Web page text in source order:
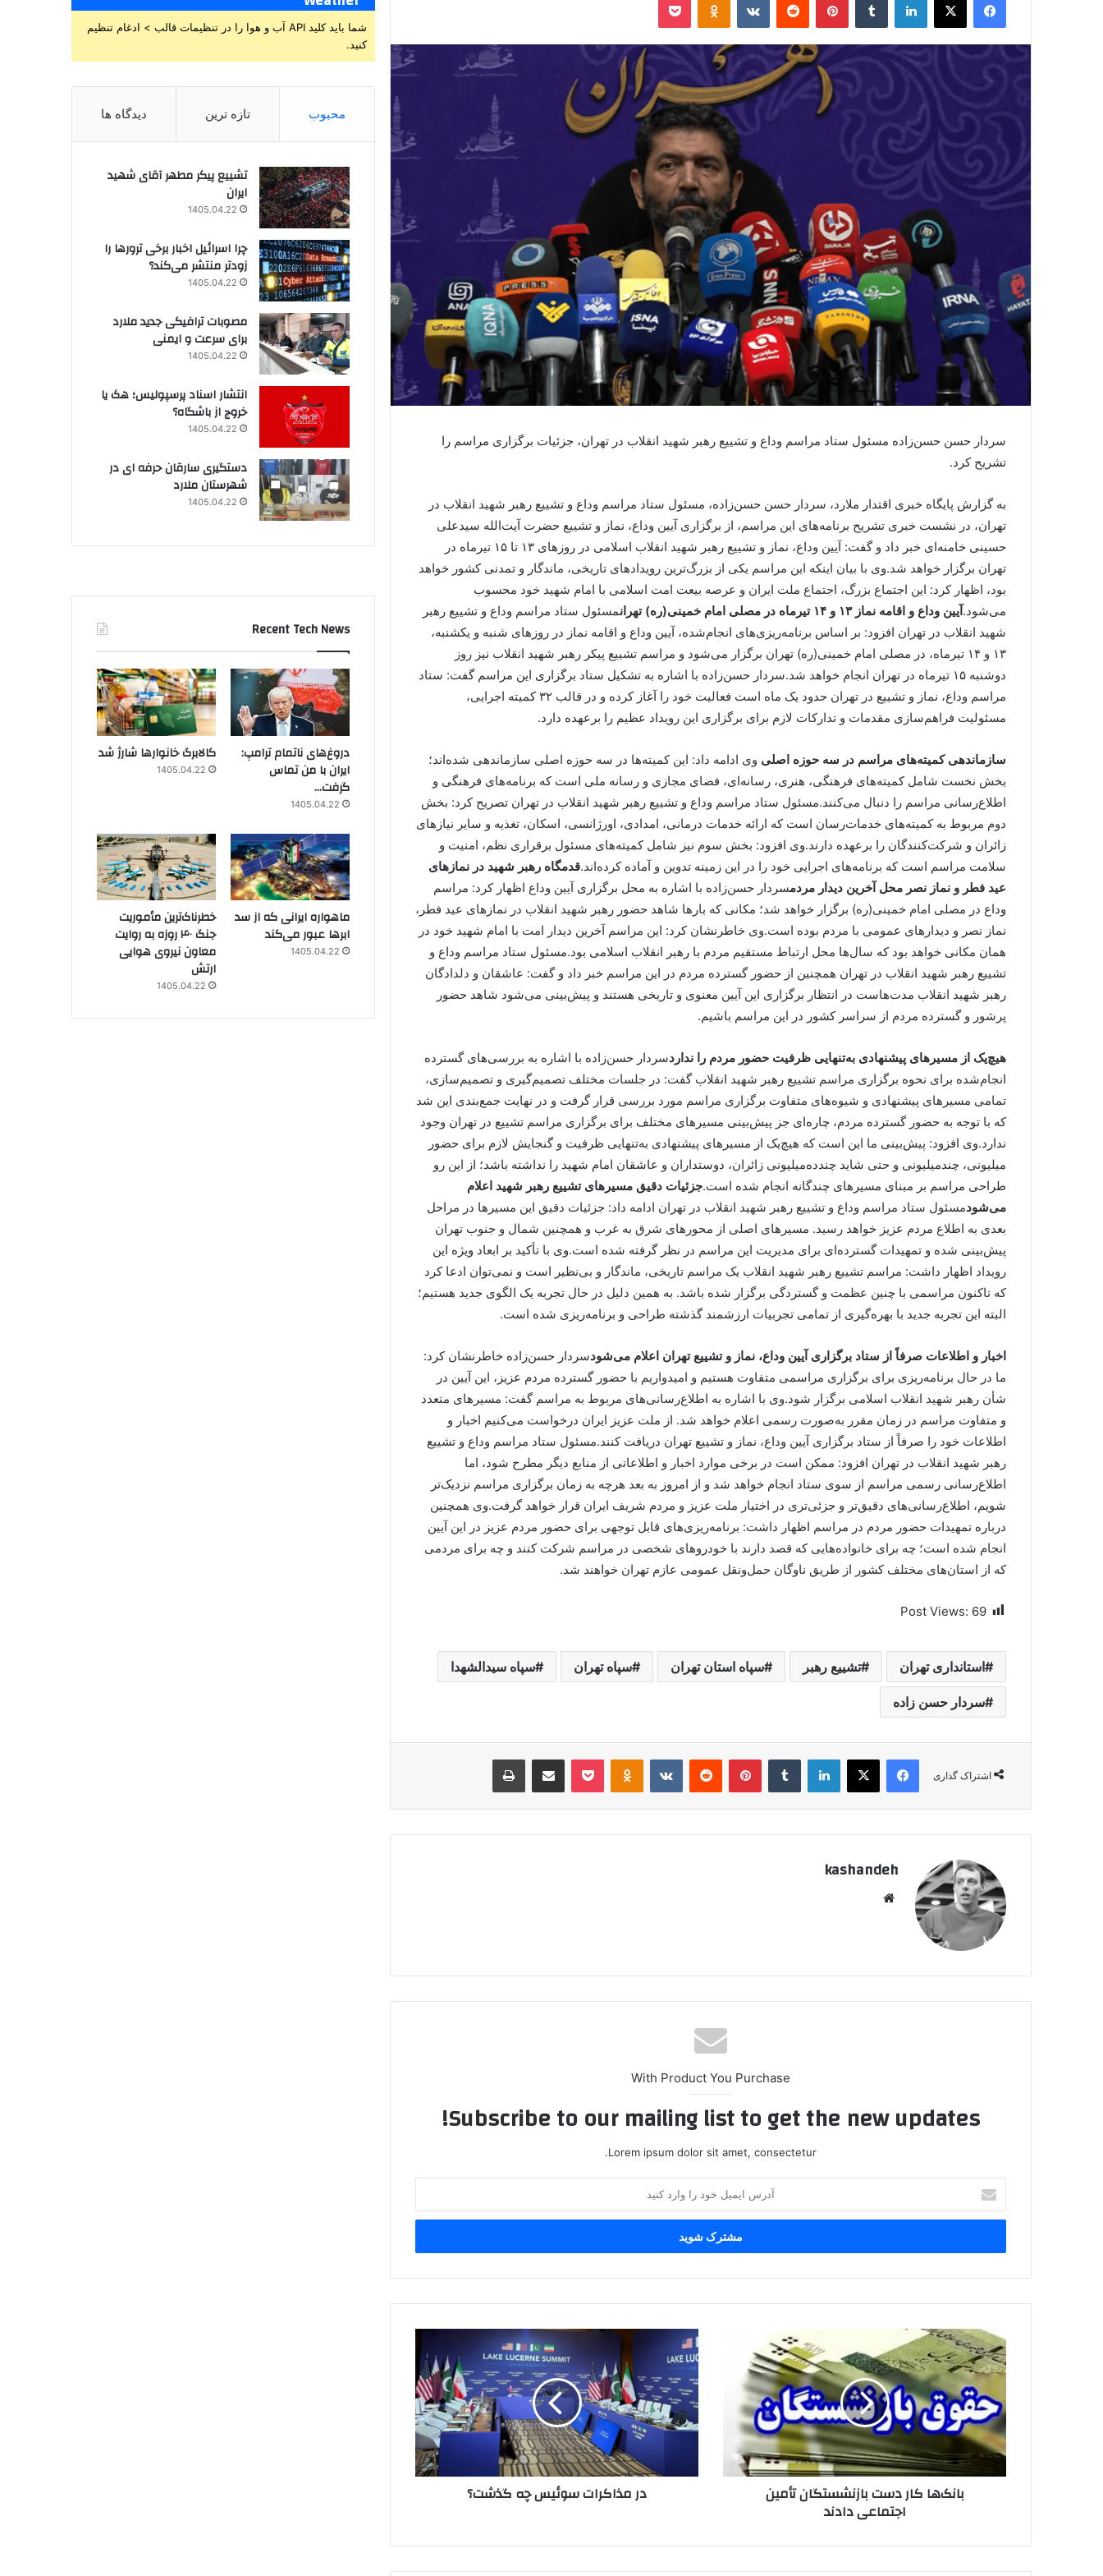
ایمیل
سردار حسن حسن‌زاده مسئول ستاد مراسم وداع و تشییع رهبر شهید انقلاب در تهران، جزئیات برگزاری مراسم را
تشریح کرد.
به گزارش پایگاه خبری اقتدار ملارد، سردار حسن حسن‌زاده، مسئول ستاد مراسم وداع و تشییع رهبر شهید انقلاب در
تهران، در نشست خبری تشریح برنامه‌های این مراسم، از برگزاری آیین وداع، نماز و تشییع حضرت آیت‌الله سیدعلی
حسینی خامنه‌ای خبر داد و گفت: آیین وداع، نماز و تشییع رهبر شهید انقلاب اسلامی در روزهای ۱۳ تا ۱۵ تیرماه در
تهران برگزار خواهد شد.وی با بیان اینکه این مراسم یکی از بزرگ‌ترین رویدادهای تاریخی، ماندگار و تمدنی کشور خواهد
بود، اظهار کرد: این اجتماع بزرگ، اجتماع ملت ایران و عرصه بیعت امت اسلامی با امام شهید خود محسوب
می‌شود.آیین وداع و اقامه نماز ۱۳ و ۱۴ تیرماه در مصلی امام خمینی(ره) تهران
مسئول ستاد مراسم وداع و تشییع رهبر
شهید انقلاب در تهران افزود: بر اساس برنامه‌ریزی‌های انجام‌شده، آیین وداع و اقامه نماز در روزهای شنبه و یکشنبه،
۱۳ و ۱۴ تیرماه، در مصلی امام خمینی(ره) تهران برگزار می‌شود و مراسم تشییع پیکر رهبر شهید انقلاب نیز روز
دوشنبه ۱۵ تیرماه در تهران انجام خواهد شد.سردار حسن‌زاده با اشاره به تشکیل ستاد برگزاری این مراسم گفت: ستاد
مراسم وداع، نماز و تشییع در تهران حدود یک ماه است فعالیت خود را آغاز کرده و در قالب ۳۲ کمیته اجرایی،
مسئولیت فراهم‌سازی مقدمات و تدارکات لازم برای برگزاری این رویداد عظیم را برعهده دارد.
سازماندهی کمیته‌های مراسم در سه حوزه اصلی وی ادامه داد: این کمیته‌ها در سه حوزه اصلی سازماندهی شده‌اند؛
بخش نخست شامل کمیته‌های فرهنگی، هنری، رسانه‌ای، فضای مجازی و رسانه ملی است که برنامه‌های فرهنگی و
اطلاع‌رسانی مراسم را دنبال می‌کنند.مسئول ستاد مراسم وداع و تشییع رهبر شهید انقلاب در تهران تصریح کرد: بخش
دوم مربوط به کمیته‌های خدمات‌رسان است که ارائه خدمات درمانی، امدادی، اورژانسی، اسکان، تغذیه و سایر نیازهای
زائران و شرکت‌کنندگان را برعهده دارند.وی افزود: بخش سوم نیز شامل کمیته‌های مسئول برقراری نظم، امنیت و
سلامت مراسم است که برنامه‌های اجرایی خود را در این زمینه تدوین و آماده کرده‌اند.قدمگاه رهبر شهید در نمازهای
عید فطر و نماز نصر محل آخرین دیدار مردمسردار حسن‌زاده با اشاره به محل برگزاری آیین وداع اظهار کرد: مراسم
وداع در مصلی امام خمینی(ره) برگزار خواهد شد؛ مکانی که بارها شاهد حضور رهبر شهید انقلاب در نمازهای عید فطر،
نماز نصر و دیدارهای عمومی با مردم بوده است.وی خاطرنشان کرد: این مراسم آخرین دیدار امت با امام شهید خود در
همان مکانی خواهد بود که سال‌ها محل ارتباط مستقیم مردم با رهبر انقلاب اسلامی بود.مسئول ستاد مراسم وداع و
تشییع رهبر شهید انقلاب در تهران همچنین از حضور گسترده مردم در این مراسم خبر داد و گفت: عاشقان و دلدادگان
رهبر شهید انقلاب مدت‌هاست در انتظار برگزاری این آیین معنوی و تاریخی هستند و پیش‌بینی می‌شود شاهد حضور
پرشور و گسترده مردم از سراسر کشور در این مراسم باشیم.
هیچ‌یک از مسیرهای پیشنهادی به‌تنهایی ظرفیت حضور مردم را نداردسردار حسن‌زاده با اشاره به بررسی‌های گسترده
انجام‌شده برای نحوه برگزاری مراسم تشییع رهبر شهید انقلاب گفت: در جلسات مختلف تصمیم‌گیری و تصمیم‌سازی،
تمامی مسیرهای پیشنهادی و شیوه‌های متفاوت برگزاری مراسم مورد بررسی قرار گرفت و در نهایت جمع‌بندی این شد
که با توجه به حضور گسترده مردم، چاره‌ای جز پیش‌بینی مسیرهای مختلف برای برگزاری مراسم تشییع در تهران وجود
ندارد.وی افزود: پیش‌بینی ما این است که هیچ‌یک از مسیرهای پیشنهادی به‌تنهایی ظرفیت و گنجایش لازم برای حضور
میلیونی، چندمیلیونی و حتی شاید چندده‌میلیونی زائران، دوستداران و عاشقان امام شهید را نداشته باشد؛ از این رو
طراحی مراسم بر مبنای مسیرهای چندگانه انجام شده است.جزئیات دقیق مسیرهای تشییع رهبر شهید اعلام
می‌شودمسئول ستاد مراسم وداع و تشییع رهبر شهید انقلاب در تهران ادامه داد: جزئیات دقیق این مسیرها در مراحل
بعدی به اطلاع مردم عزیز خواهد رسید. مسیرهای اصلی از محورهای شرق به غرب و همچنین شمال و جنوب تهران
پیش‌بینی شده و تمهیدات گسترده‌ای برای مدیریت این مراسم در نظر گرفته شده است.وی با تأکید بر ابعاد ویژه این
رویداد اظهار داشت: مراسم تشییع رهبر شهید انقلاب یک مراسم تاریخی، ماندگار و بی‌نظیر است و نمی‌توان ادعا کرد
که تاکنون مراسمی با چنین عظمت و گستردگی برگزار شده باشد. به همین دلیل در حال تجربه یک الگوی جدید هستیم؛
البته این تجربه جدید با بهره‌گیری از تمامی تجربیات ارزشمند گذشته طراحی و برنامه‌ریزی شده است.
اخبار و اطلاعات صرفاً از ستاد برگزاری آیین وداع، نماز و تشییع تهران اعلام می‌شودسردار حسن‌زاده خاطرنشان کرد:
ما در حال برنامه‌ریزی برای برگزاری مراسمی متفاوت هستیم و امیدواریم با حضور گسترده مردم عزیز، این آیین در
شأن رهبر شهید انقلاب اسلامی برگزار شود.وی با اشاره به اطلاع‌رسانی‌های مربوط به مراسم گفت: مسیرهای متعدد
و متفاوت مراسم در زمان مقرر به‌صورت رسمی اعلام خواهد شد. از ملت عزیز ایران درخواست می‌کنیم اخبار و
اطلاعات خود را صرفاً از ستاد برگزاری آیین وداع، نماز و تشییع تهران دریافت کنند.مسئول ستاد مراسم وداع و تشییع
رهبر شهید انقلاب در تهران افزود: ممکن است در برخی موارد اخبار و اطلاعاتی از منابع دیگر مطرح شود، اما
اطلاع‌رسانی رسمی مراسم از سوی ستاد انجام خواهد شد و از امروز به بعد هرچه به زمان برگزاری مراسم نزدیک‌تر
شویم، اطلاع‌رسانی‌های دقیق‌تر و جزئی‌تری در اختیار ملت عزیز و مردم شریف ایران قرار خواهد گرفت.وی همچنین
درباره تمهیدات حضور مردم در مراسم اظهار داشت: برنامه‌ریزی‌های قابل توجهی برای حضور مردم عزیز در این آیین
انجام شده است؛ چه برای خانواده‌هایی که قصد دارند با خودروهای شخصی در مراسم شرکت کنند و چه برای مردمی
که از استان‌های مختلف کشور از طریق ناوگان حمل‌ونقل عمومی عازم تهران خواهند شد.
Post Views: 69
استانداری تهران تشییع رهبر سپاه استان تهران سپاه تهران سپاه سیدالشهدا
سردار حسن زاده
اشتراک گذاری
فیسبوکایکس لینکداین تامبلر پینتریستReddit
VKontakte
Odnoklassniki
پاکت اشتراک گذاری با ایمیل چاپ
kashandeh
With Product You Purchase
Subscribe to our mailing list to get the new updates!
Lorem ipsum dolor sit amet, consectetur.
ایمیل
خود
وارد
بانک‌ها
کار
دست
بازنشستگان
تأمین
اجتماعی
دادند
بانک‌ها کار دست بازنشستگان تأمین
اجتماعی دادند
در
مذاکرات
سوئیس
چه
گذشت؟
در مذاکرات سوئیس چه گذشت؟
شما باید کلید API آب و هوا را در تنظیمات قالب > ادغام تنظیم
کنید.
محبوب تازه ترین دیدگاه ها
تشییع پیکر مطهر آقای شهید
ایران
1405.04.22
چرا اسرائیل اخبار برخی ترورها را
زودتر منتشر می‌کند؟
1405.04.22
مصوبات ترافیکی جدید ملارد
برای سرعت و ایمنی
1405.04.22
انتشار اسناد پرسپولیس؛ هک یا
خروج از باشگاه؟
1405.04.22
دستگیری سارقان حرفه ای در
شهرستان ملارد
1405.04.22
Recent Tech News
دروغ‌های ناتمام ترامپ:
ایران با من تماس
گرفت…
1405.04.22
کالابرگ خانوارها شارژ شد
1405.04.22
ماهواره ایرانی که از سد
ابرها عبور می‌کند
1405.04.22
خطرناک‌ترین مأموریت
جنگ ۴۰ روزه به روایت
معاون نیروی هوایی
ارتش
1405.04.22